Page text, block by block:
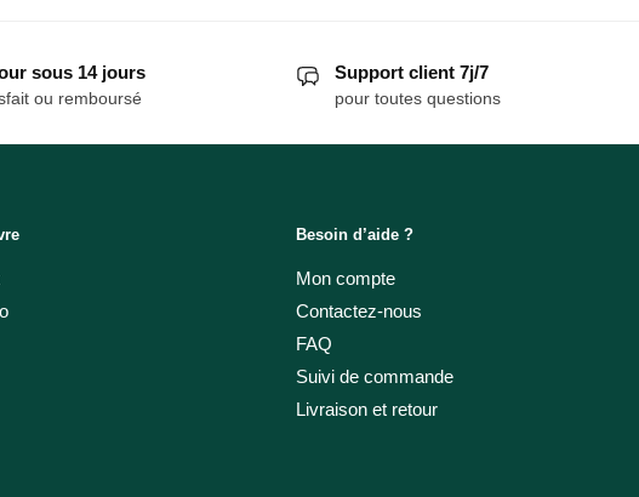
sous 14 jours
ou remboursé
Support client 7j/7
pour toutes questions
Besoin d’aide ?
Mon compte
Contactez-nous
FAQ
Suivi de commande
Livraison et retour